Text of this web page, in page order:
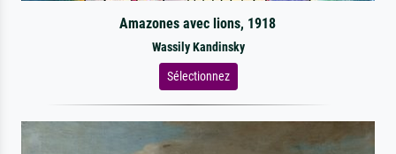
Amazones avec lions, 1918
Wassily Kandinsky
Sélectionnez